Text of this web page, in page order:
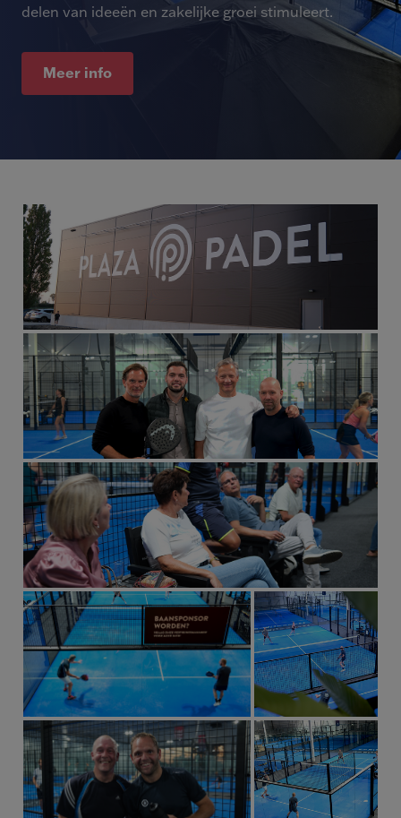
delen van ideeën en zakelijke groei stimuleert.
Meer info